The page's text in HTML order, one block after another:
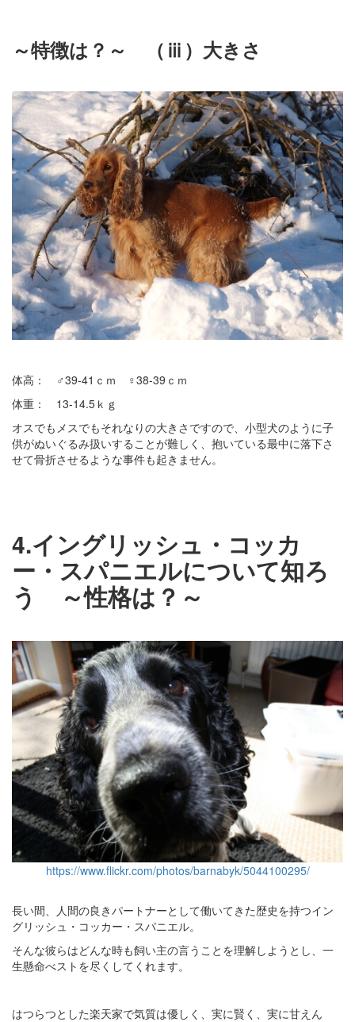
～特徴は？～ （ⅲ）大きさ
体高： ♂39-41ｃｍ ♀38-39ｃｍ
体重： 13-14.5ｋｇ
オスでもメスでもそれなりの大きさですので、小型犬のように子
供がぬいぐるみ扱いすることが難しく、抱いている最中に落下さ
せて骨折させるような事件も起きません。
4.イングリッシュ・コッカ
ー・スパニエルについて知ろ
う ～性格は？～
https://www.flickr.com/photos/barnabyk/5044100295/
長い間、人間の良きパートナーとして働いてきた歴史を持つイン
グリッシュ・コッカー・スパニエル。
そんな彼らはどんな時も飼い主の言うことを理解しようとし、一
生懸命べストを尽くしてくれます。
はつらつとした楽天家で気質は優しく、実に賢く、実に甘えん